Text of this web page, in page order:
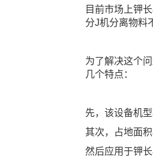
目前市场上钾
分J机分离物料
为了解决这个
几个特点：
先，该设备机
其次，占地面
然后应用于钾